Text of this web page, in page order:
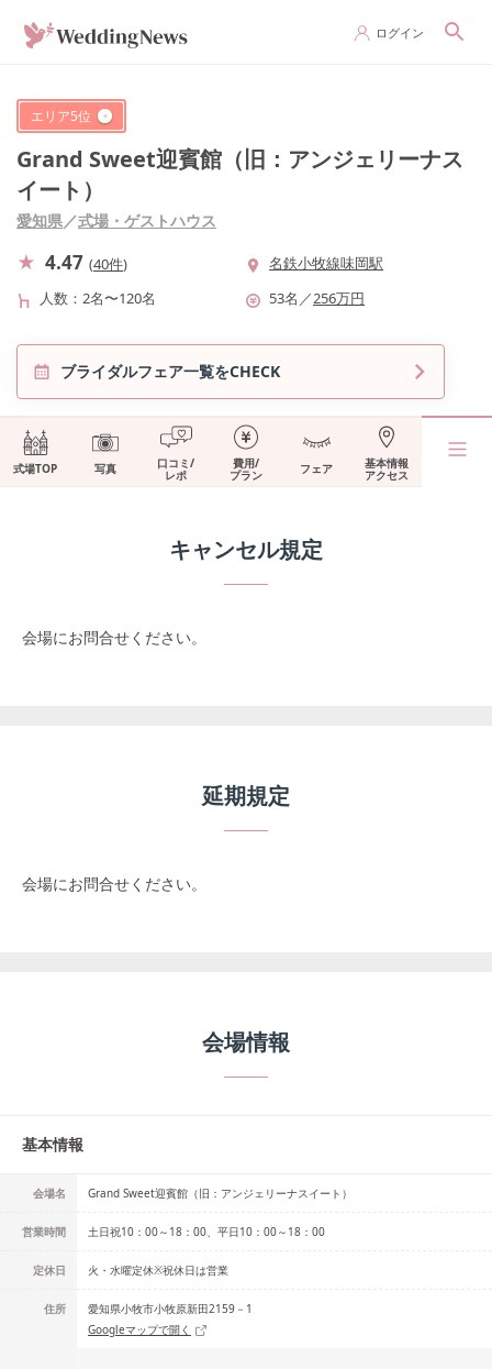
ログイン
エリア5位
Grand Sweet迎賓館（旧：アンジェリーナス
イート）
愛知県／式場・ゲストハウス
4.47 (40件)
名鉄小牧線味岡駅
人数
2名〜120名 53名 ／256万円
ブライダルフェア一覧をCHECK
式場TOP 写真 口コミ/
レポ
費用/
プラン フェア 基本情報
アクセス
キャンセル規定
会場にお問合せください。
延期規定
会場にお問合せください。
会場情報
基本情報
会場名 Grand Sweet迎賓館（旧：アンジェリーナスイート）
営業時間 土日祝10：00～18：00、平日10：00～18：00
定休日 火・水曜定休※祝休日は営業
住所
愛知県小牧市小牧原新田2159－1
Googleマップで開く